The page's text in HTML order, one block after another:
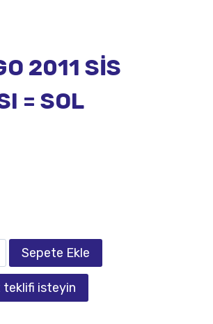
2011 SİS
= SOL
Sepete Ekle
teklifi isteyin